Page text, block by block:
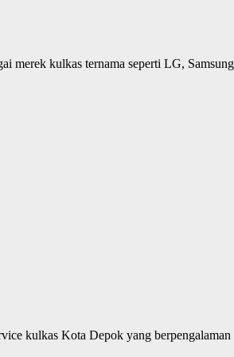
kulkas ternama seperti LG,
kulkas Kota Depok yang berpengalaman